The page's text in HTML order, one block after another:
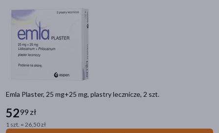
Emla Plaster, 25 mg+25 mg, plastry lecznicze, 2 szt.
5299 zł
1 szt. = 26,50 zł